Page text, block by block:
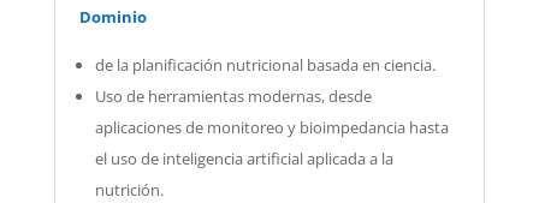
Dominio
de la planificación nutricional basada en ciencia.
Uso de herramientas modernas, desde
aplicaciones de monitoreo y bioimpedancia hasta
el uso de inteligencia artificial aplicada a la
nutrición.